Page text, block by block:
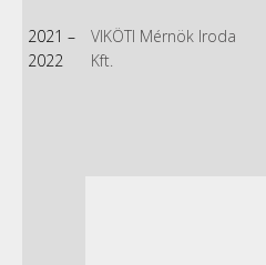
2021 –
2022
VIKÖTI Mérnök Iroda
Kft.